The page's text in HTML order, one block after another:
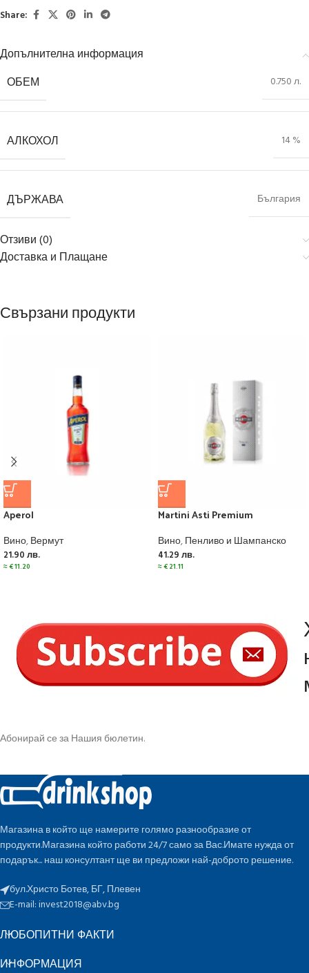
Share:
Допълнителна информация
ОБЕМ 0.750 л.
АЛКОХОЛ 14 %
ДЪРЖАВА България
Отзиви (0)
Доставка и Плащане
Свързани продукти
Aperol
Вино,Вермут
21.90 лв.
≈€11.20
Martini Asti Premium
Вино,Пенливо и Шампанско
41.29 лв.
≈€21.11
Абонирай се за Нашия бюлетин.
Магазина в който ще намерите голямо разнообразие от
продукти.Магазина който работи 24/7 само за Вас.Имате нужда от
подарък... наш консултант ще ви предложи най-доброто решение.
бул.Христо Ботев, БГ, Плевен
E-mail:invest2018@abv.bg
ЛЮБОПИТНИ ФАКТИ
ИНФОРМАЦИЯ